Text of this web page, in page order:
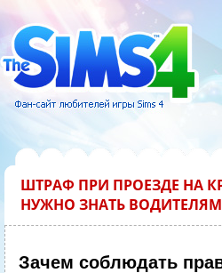
ШТРАФ ПРИ ПРОЕЗДЕ НА
НУЖНО ЗНАТЬ ВОДИТЕЛЯМ
Зачем соблюдать